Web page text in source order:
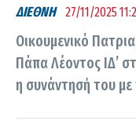
ΔΙΕΘΝΗ 27/11/2025
Οικουμενικό
Πάπα Λέοντος ΙΔ’
η συνάντησή του